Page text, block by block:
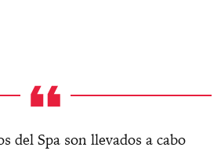
del Spa son llevados a cabo